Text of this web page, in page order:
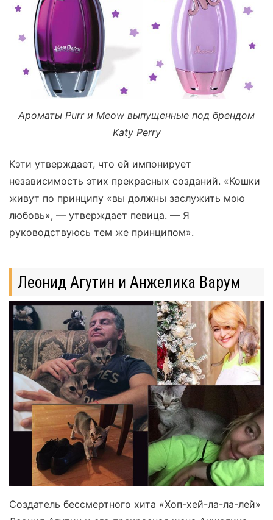
Ароматы Purr и Meow выпущенные под брендом
Katy Perry
Кэти утверждает, что ей импонирует
независимость этих прекрасных созданий. «Кошки
живут по принципу «вы должны заслужить мою
любовь», — утверждает певица. — Я
руководствуюсь тем же принципом».
Леонид Агутин и Анжелика Варум
Создатель бессмертного хита «Хоп-хей-ла-ла-лей»